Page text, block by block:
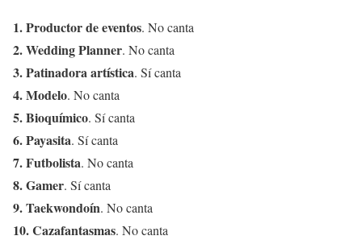
1. Productor de eventos. No canta
2. Wedding Planner. No canta
3. Patinadora artística. Sí canta
4. Modelo. No canta
5. Bioquímico. Sí canta
6. Payasita. Sí canta
7. Futbolista. No canta
8. Gamer. Sí canta
9. Taekwondoín. No canta
10. Cazafantasmas. No canta